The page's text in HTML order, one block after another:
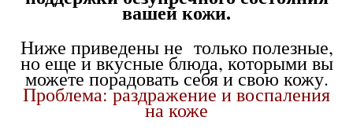
вашей кожи.
Ниже приведены не только полезные,
но еще и вкусные блюда, которыми вы
можете порадовать себя и свою кожу.
Проблема: раздражение и воспаления
на коже